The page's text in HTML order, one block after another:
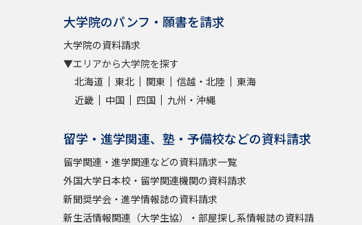
大学院のパンフ・願書を請求
大学院の資料請求
▼エリアから大学院を探す
北海道
東北 関東 信越・北陸
東海
近畿
中国 四国 九州・沖縄
留学・進学関連、塾・予備校などの資料請求
留学関連・進学関連などの資料請求一覧
外国大学日本校・留学関連機関の資料請求
新聞奨学会・進学情報誌の資料請求
新生活情報関連（大学生協）・部屋探し系情報誌の資料請